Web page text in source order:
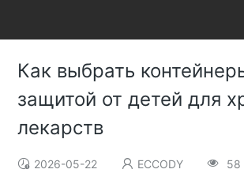
Как выбрать
защитой от детей для
лекарств
2026-05-22 ECCODY 58